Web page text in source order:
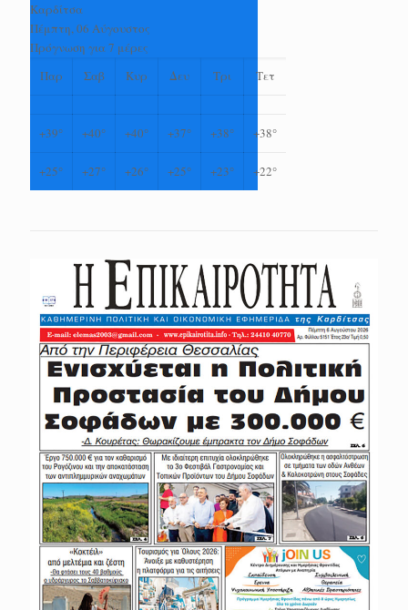
Καρδίτσα
Πέμπτη, 06 Αύγουστος
Πρόγνωση για 7 μέρες
Παρ
Σαβ Κυρ Δευ Τρι Τετ
+39° +40° +40° +37° +38° +38°
+25° +27° +26° +25° +23° +22°